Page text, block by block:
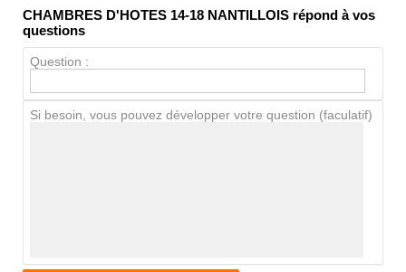
Propreté
Chien / chat
Pseudo :
CHAMBRES D'HOTES 14-18 NANTILLOIS répond à vos
questions
Question :
Si besoin, vous pouvez développer votre question (faculatif)